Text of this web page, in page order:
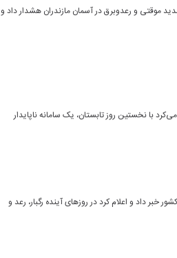
موقتی و رعدوبرق در آسمان مازندران هشدار داد و
با نخستین روز تابستان، یک سامانه ناپایدار
خبر داد و اعلام کرد در روزهای آینده رگبار، رعد و